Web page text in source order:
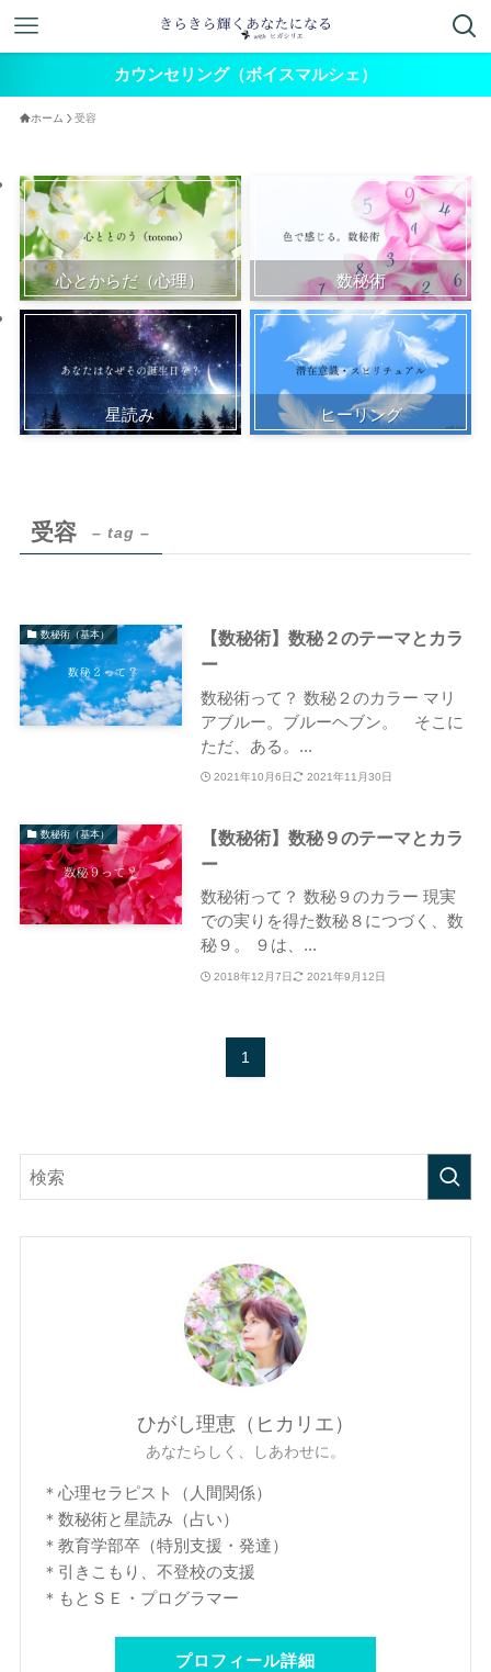
カウンセリング（ボイスマルシェ）
ホーム 受容
心とからだ（心理） 数秘術
星読み ヒーリング
受容 – tag –
数秘術（基本）
【数秘術】数秘２のテーマとカラ
ー
数秘術って？ 数秘２のカラー マリ
アブルー。ブルーヘブン。 そこに
ただ、ある。...
2021年10月6日 2021年11月30日
数秘術（基本）
【数秘術】数秘９のテーマとカラ
ー
数秘術って？ 数秘９のカラー 現実
での実りを得た数秘８につづく、数
秘９。 ９は、...
2018年12月7日 2021年9月12日
1
ひがし理恵（ヒカリエ）
あなたらしく、しあわせに。
＊心理セラピスト（人間関係）
＊数秘術と星読み（占い）
＊教育学部卒（特別支援・発達）
＊引きこもり、不登校の支援
＊もとＳＥ・プログラマー
プロフィール詳細